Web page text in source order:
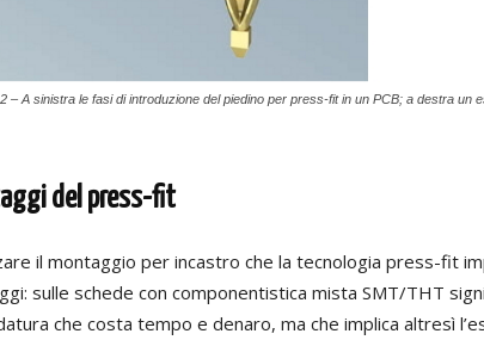
– A sinistra le fasi di introduzione del piedino per press-fit in un PCB; a destra un
del press-fit
il montaggio per incastro che la tecnologia press-fit
sulle schede con componentistica mista SMT/THT
che costa tempo e denaro, ma che implica altresì